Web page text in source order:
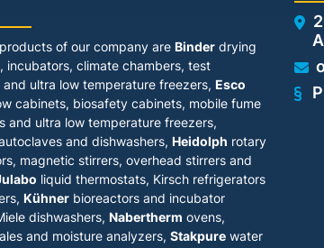
of our company areBinder drying
incubators, climate chambers, test
and ultra low temperature freezers,Esco
cabinets, biosafety cabinets, mobile fume
and ultra low temperature freezers,
and dishwashers,Heidolph rotary
magnetic stirrers, overhead stirrers and
liquid thermostats, Kirsch refrigerators
Kühner bioreactors and incubator
dishwashers,Nabertherm ovens,
and moisture analyzers,Stakpure water